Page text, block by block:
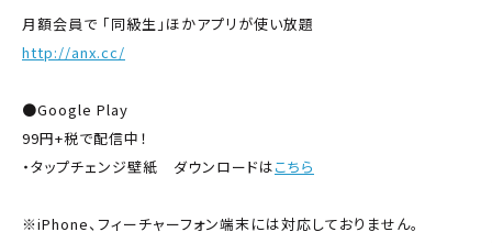
月額会員で 「同級生」ほかアプリが使い放題
http://anx.cc/
●Google Play
99円+税で配信中！
・タップチェンジ壁紙 ダウンロードはこちら
※iPhone、フィーチャーフォン端末には対応しておりません。